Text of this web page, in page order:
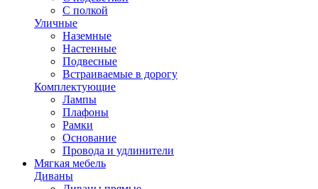
С полкой
Уличные
Наземные
Настенные
Подвесные
Встраиваемые в дорогу
Комплектующие
Лампы
Плафоны
Рамки
Основание
Провода и удлинители
Мягкая мебель
Диваны